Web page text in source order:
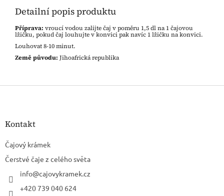
Detailní popis produktu
Příprava: vroucí vodou zalijte čaj v poměru 1,5 dl na 1 čajovou
lžičku, pokud čaj louhujte v konvici pak navíc 1 lžičku na konvici.
Louhovat 8-10 minut.
Země původu: Jihoafrická republika
Z
Kontakt
Čajový krámek
Čerstvé čaje z celého světa
info@cajovykramek.cz
+420 739 040 624